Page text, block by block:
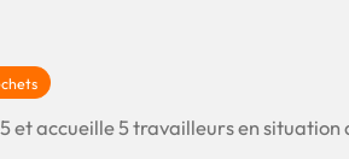
et accueille 5 travailleurs en